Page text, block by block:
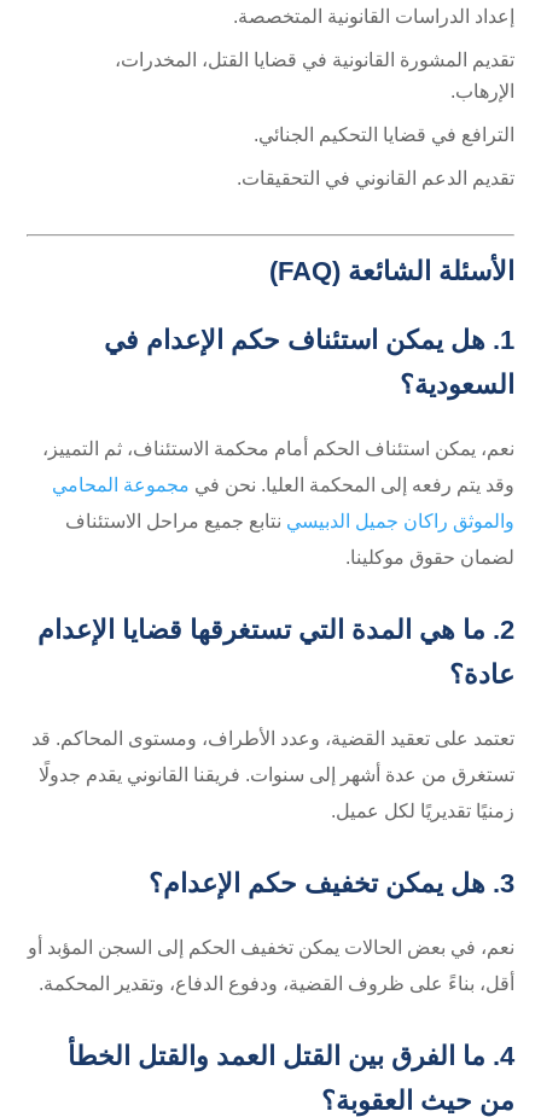
إعداد الدراسات القانونية المتخصصة.
تقديم المشورة القانونية في قضايا القتل، المخدرات،
الإرهاب.
الترافع في قضايا التحكيم الجنائي.
تقديم الدعم القانوني في التحقيقات.
الأسئلة الشائعة (FAQ)
1. هل يمكن استئناف حكم الإعدام في
السعودية؟
نعم، يمكن استئناف الحكم أمام محكمة الاستئناف، ثم التمييز،
وقد يتم رفعه إلى المحكمة العليا. نحن في مجموعة المحامي
والموثق راكان جميل الدبيسي نتابع جميع مراحل الاستئناف
لضمان حقوق موكلينا.
2. ما هي المدة التي تستغرقها قضايا الإعدام
عادة؟
تعتمد على تعقيد القضية، وعدد الأطراف، ومستوى المحاكم. قد
تستغرق من عدة أشهر إلى سنوات. فريقنا القانوني يقدم جدولًا
زمنيًا تقديريًا لكل عميل.
3. هل يمكن تخفيف حكم الإعدام؟
نعم، في بعض الحالات يمكن تخفيف الحكم إلى السجن المؤبد أو
أقل، بناءً على ظروف القضية، ودفوع الدفاع، وتقدير المحكمة.
4. ما الفرق بين القتل العمد والقتل الخطأ
من حيث العقوبة؟